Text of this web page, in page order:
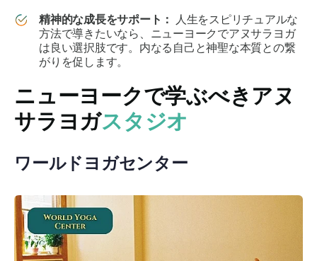
精神的な成長をサポート：
人生をスピリチュアルな
方法で導きたいなら、ニューヨークでアヌサラヨガ
は良い選択肢です。内なる自己と神聖な本質との繋
がりを促します。
ニューヨークで学ぶべきアヌ
サラヨガスタジオ
ワールドヨガセンター